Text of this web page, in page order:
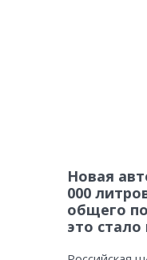
Новая
000
общего
это